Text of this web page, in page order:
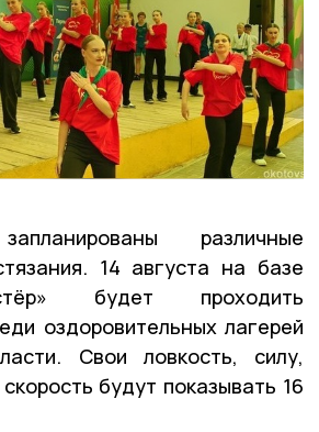
различные
14 августа на базе
будет проходить
оздоровительных лагерей
Свои ловкость, силу,
будут показывать 16